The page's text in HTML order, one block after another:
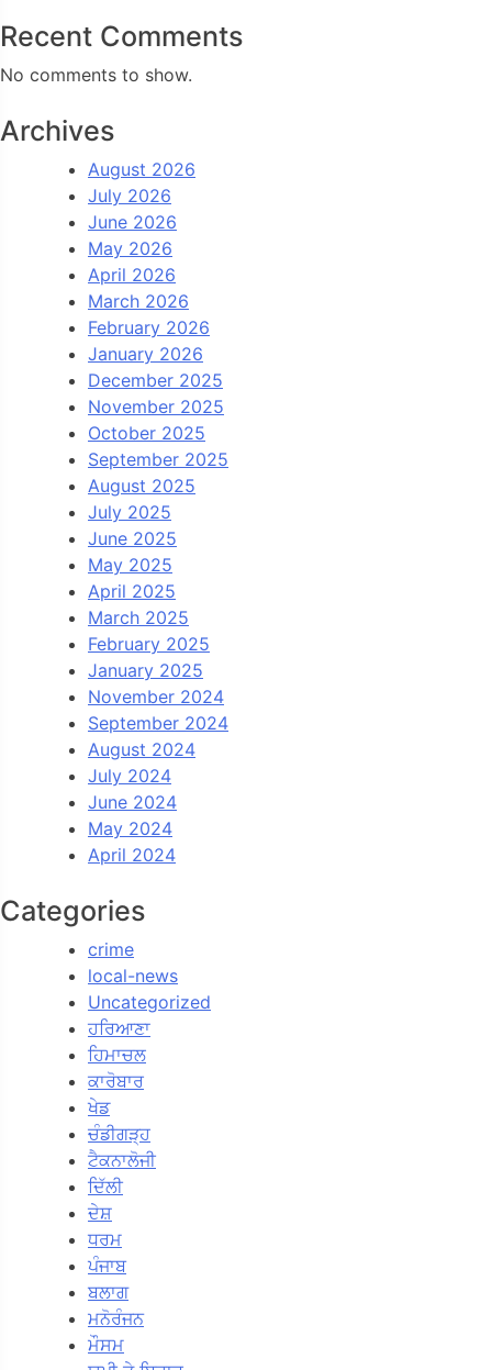
Recent Comments
No comments to show.
Archives
August 2026
July 2026
June 2026
May 2026
April 2026
March 2026
February 2026
January 2026
December 2025
November 2025
October 2025
September 2025
August 2025
July 2025
June 2025
May 2025
April 2025
March 2025
February 2025
January 2025
November 2024
September 2024
August 2024
July 2024
June 2024
May 2024
April 2024
Categories
crime
local-news
Uncategorized
ਹਰਿਆਣਾ
ਹਿਮਾਚਲ
ਕਾਰੋਬਾਰ
ਖੇਡ
ਚੰਡੀਗੜ੍ਹ
ਟੈਕਨਾਲੋਜੀ
ਦਿੱਲੀ
ਦੇਸ਼
ਧਰਮ
ਪੰਜਾਬ
ਬਲਾਗ
ਮਨੋਰੰਜਨ
ਮੌਸਮ